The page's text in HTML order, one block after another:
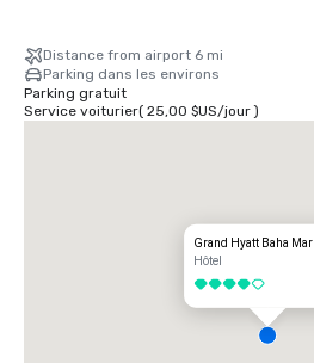
Distance from airport 6 mi
Parking dans les environs
Parking gratuit
Service voiturier( 25,00 $US/jour)
Grand Hyatt Baha Mar
Hôtel
4 sur 5